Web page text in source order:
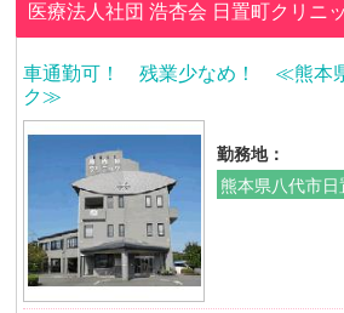
医療法人社団 浩杏会 日置町クリニ
車通勤可！ 残業少なめ！ ≪熊本
ク≫
勤務地：
熊本県八代市